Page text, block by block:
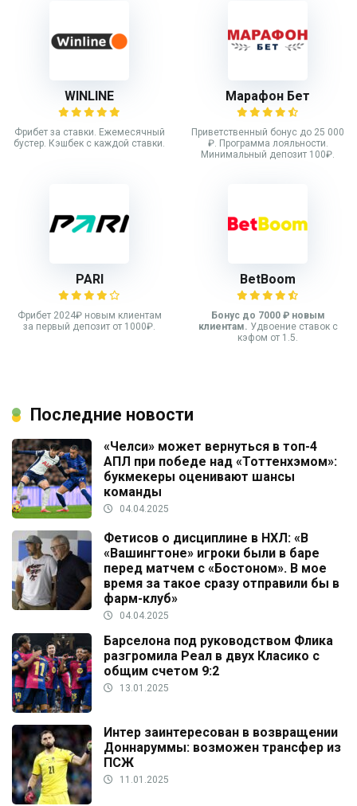
WINLINE
Фрибет за ставки. Ежемесячный
бустер. Кэшбек с каждой ставки.
Марафон Бет
Приветственный бонус до 25 000
₽. Программа лояльности.
Минимальный депозит 100₽.
PARI
Фрибет 2024₽ новым клиентам
за первый депозит от 1000₽.
BetBoom
Бонус до 7000 ₽ новым
клиентам. Удвоение ставок с
кэфом от 1.5.
Последние новости
«Челси» может вернуться в топ-4
АПЛ при победе над «Тоттенхэмом»:
букмекеры оценивают шансы
команды
04.04.2025
Фетисов о дисциплине в НХЛ: «В
«Вашингтоне» игроки были в баре
перед матчем с «Бостоном». В мое
время за такое сразу отправили бы в
фарм-клуб»
04.04.2025
Барселона под руководством Флика
разгромила Реал в двух Класико с
общим счетом 9:2
13.01.2025
Интер заинтересован в возвращении
Доннаруммы: возможен трансфер из
ПСЖ
11.01.2025